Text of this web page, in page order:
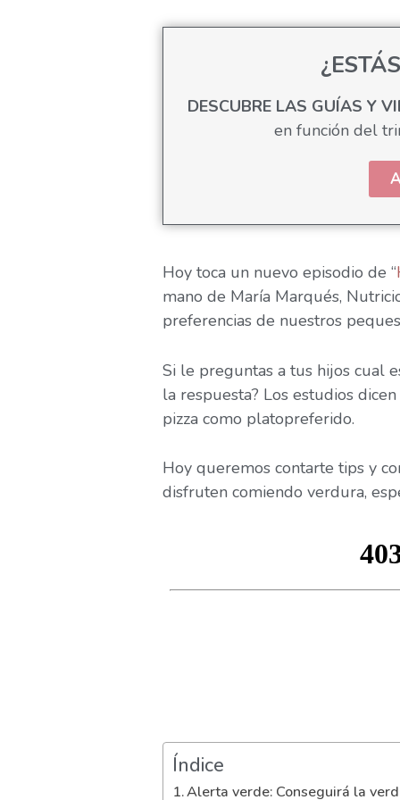
DESCUBRE LAS GUÍAS Y
en función del
Hoy toca un nuevo episodio de “
mano de María Marqués,
preferencias de nuestros
Si le preguntas a tus hijos cual
la respuesta? Los estudios
pizza como platopreferido.
Hoy queremos contarte tips y
disfruten comiendo verdura,
Índice
Alerta verde: Conseguirá la